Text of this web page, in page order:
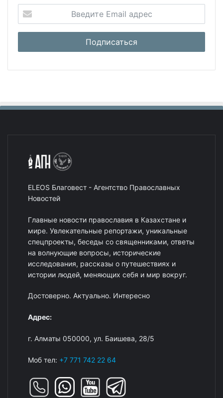
ELEOS Благовест - Агентство Православных
Новостей
Главные новости православия в Казахстане и
мире. Увлекательные репортажи, уникальные
спецпроекты, беседы со священниками, ответы
на волнующие вопросы, исторические
исследования, рассказы о путешествиях и
истории людей, меняющих себя и мир вокруг.
Достоверно. Актуально. Интересно
Адрес:
г. Алматы 050000, ул. Баишева, 28/5
Моб тел: +7 771 742 22 64